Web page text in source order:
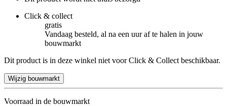
Click & collect
gratis
Vandaag besteld, al na een uur af te halen in jouw
bouwmarkt
Dit product is in deze winkel niet voor Click & Collect beschikbaar.
Wijzig bouwmarkt
Voorraad in de bouwmarkt